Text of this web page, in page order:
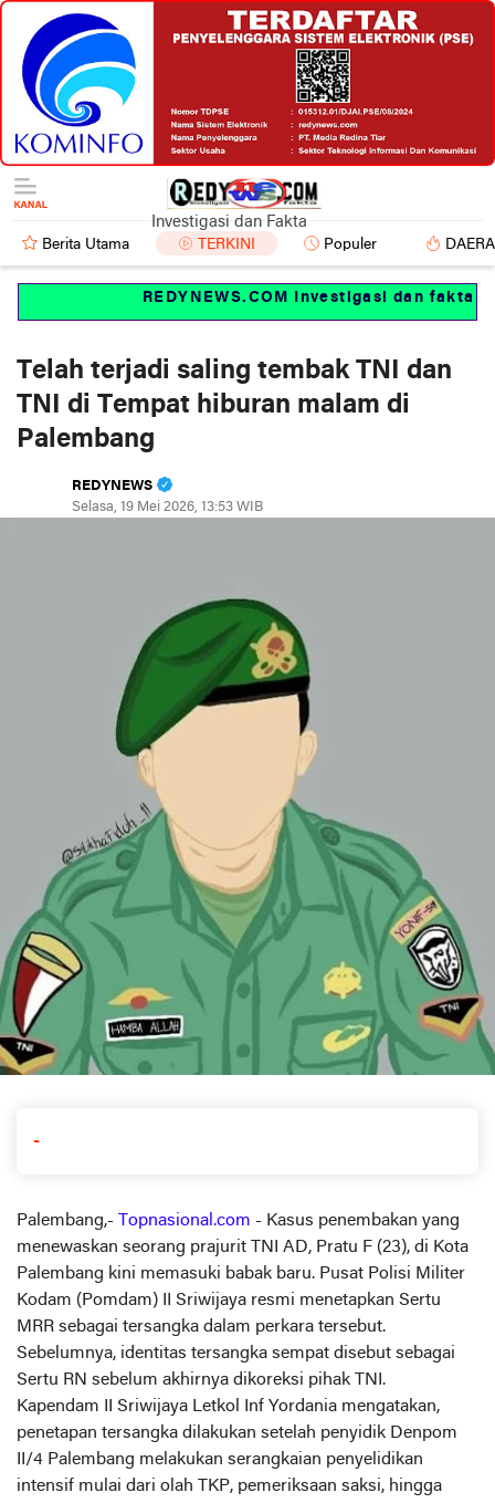
Investigasi dan Fakta
Berita Utama TERKINI Populer
REDYNEWS.COM Investigasi dan fakta
Telah terjadi saling tembak TNI dan
TNI di Tempat hiburan malam di
Palembang
REDYNEWS
Selasa, 19 Mei 2026, 13:53 WIB
-
Palembang,- Topnasional.com - Kasus penembakan yang
menewaskan seorang prajurit TNI AD, Pratu F (23), di Kota
Palembang kini memasuki babak baru. Pusat Polisi Militer
Kodam (Pomdam) II Sriwijaya resmi menetapkan Sertu
MRR sebagai tersangka dalam perkara tersebut.
Sebelumnya, identitas tersangka sempat disebut sebagai
Sertu RN sebelum akhirnya dikoreksi pihak TNI.
Kapendam II Sriwijaya Letkol Inf Yordania mengatakan,
penetapan tersangka dilakukan setelah penyidik Denpom
II/4 Palembang melakukan serangkaian penyelidikan
intensif mulai dari olah TKP, pemeriksaan saksi, hingga